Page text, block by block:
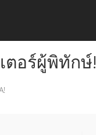
ตอร์ผู้พิทักษ์!